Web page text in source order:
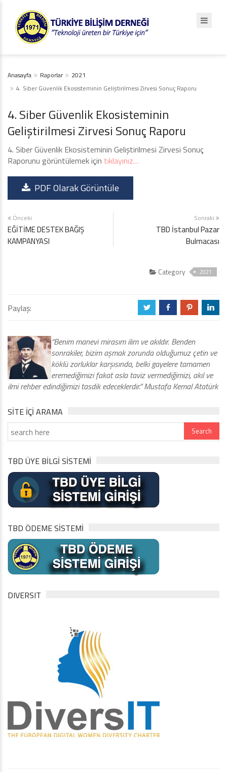
Anasayfa Raporlar
2021
4. Siber Güvenlik Ekosisteminin Geliştirilmesi Zirvesi Sonuç Raporu
4. Siber Güvenlik Ekosisteminin
Geliştirilmesi Zirvesi Sonuç Raporu
4. Siber Güvenlik Ekosisteminin Geliştirilmesi Zirvesi Sonuç
Raporunu görüntülemek için tıklayınız…
PDF Olarak Görüntüle
Önceki
EĞİTİME DESTEK BAĞIŞ
KAMPANYASI
Sonraki
TBD İstanbul Pazar
Bulmacası
Category 2021
Paylaş: a b d j
“Benim manevi mirasım ilim ve akıldır. Benden
sonrakiler, bizim aşmak zorunda olduğumuz çetin ve
köklü zorluklar karşısında, belki gayelere tamamen
eremediğimizi fakat asla taviz vermediğimizi, akıl ve
ilmi rehber edindiğimizi tasdik edeceklerdir.” Mustafa Kemal Atatürk
SITE IÇI ARAMA
TBD ÜYE BİLGİ SİSTEMİ
TBD ÖDEME SİSTEMİ
DIVERSIT